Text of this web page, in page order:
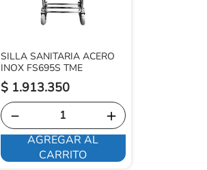
SILLA SANITARIA ACERO
INOX FS695S TME
$ 1.913.350
＋
－
AGREGAR AL
CARRITO